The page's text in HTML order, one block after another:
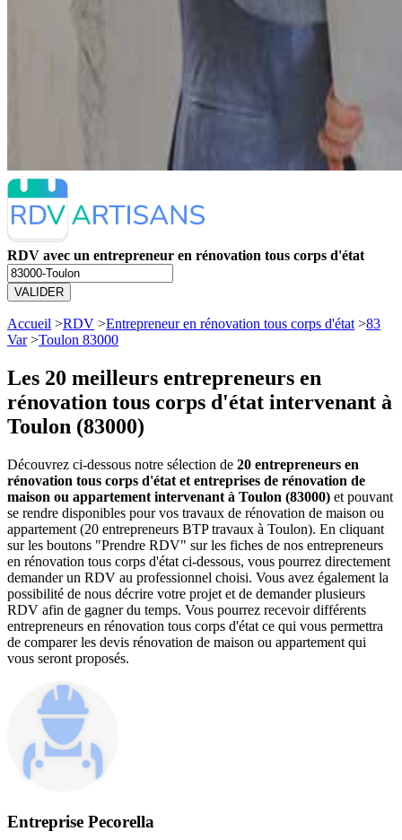
RDV avec un entrepreneur en rénovation tous corps d'état
VALIDER
Accueil >RDV >Entrepreneur en rénovation tous corps d'état >83
Var>Toulon 83000
Les 20 meilleurs entrepreneurs en
rénovation tous corps d'état intervenant à
Toulon (83000)
Découvrez ci-dessous notre sélection de 20 entrepreneurs en
rénovation tous corps d'état et entreprises de rénovation de
maison ou appartement intervenant à Toulon (83000) et pouvant
se rendre disponibles pour vos travaux de rénovation de maison ou
appartement (20 entrepreneurs BTP travaux à Toulon). En cliquant
sur les boutons "Prendre RDV" sur les fiches de nos entrepreneurs
en rénovation tous corps d'état ci-dessous, vous pourrez directement
demander un RDV au professionnel choisi. Vous avez également la
possibilité de nous décrire votre projet et de demander plusieurs
RDV afin de gagner du temps. Vous pourrez recevoir différents
entrepreneurs en rénovation tous corps d'état ce qui vous permettra
de comparer les devis rénovation de maison ou appartement qui
vous seront proposés.
Entreprise Pecorella